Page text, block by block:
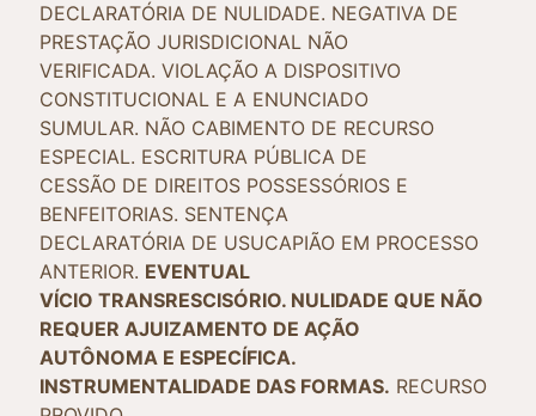
DECLARATÓRIA DE NULIDADE. NEGATIVA DE
PRESTAÇÃO JURISDICIONAL NÃO
VERIFICADA. VIOLAÇÃO A DISPOSITIVO
CONSTITUCIONAL E A ENUNCIADO
SUMULAR. NÃO CABIMENTO DE RECURSO
ESPECIAL. ESCRITURA PÚBLICA DE
CESSÃO DE DIREITOS POSSESSÓRIOS E
BENFEITORIAS. SENTENÇA
DECLARATÓRIA DE USUCAPIÃO EM PROCESSO
ANTERIOR. EVENTUAL
VÍCIO TRANSRESCISÓRIO. NULIDADE QUE NÃO
REQUER AJUIZAMENTO DE AÇÃO
AUTÔNOMA E ESPECÍFICA.
INSTRUMENTALIDADE DAS FORMAS. RECURSO